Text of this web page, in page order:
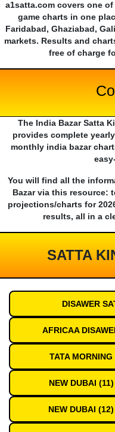
a1satta.com covers one
game charts in one
Faridabad, Ghaziabad,
markets. Results and
free of charge
The India Bazar Satta
provides complete
monthly india bazar
You will find all the
Bazar via this resource:
projections/charts for
results, all in a
SATTA
DISAWER
AFRICAA
TATA
NEW DUBAI
NEW DUBAI